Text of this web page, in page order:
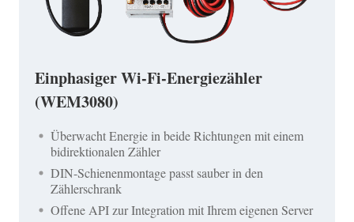
Einphasiger Wi-Fi-Energiezähler
(WEM3080)
Überwacht Energie in beide Richtungen mit einem
bidirektionalen Zähler
DIN-Schienenmontage passt sauber in den
Zählerschrank
Offene API zur Integration mit Ihrem eigenen Server